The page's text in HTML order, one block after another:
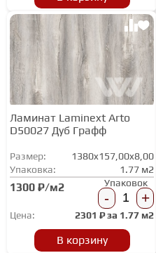
Ламинат Laminext Arto
D50027 Дуб Графф
Размер:
1380x157,00x8,00
Упаковка:
1.77 м2
1300 ₽/м2 Упаковок
- +
Цена: 2301 ₽ за 1.77 м2
В корзину